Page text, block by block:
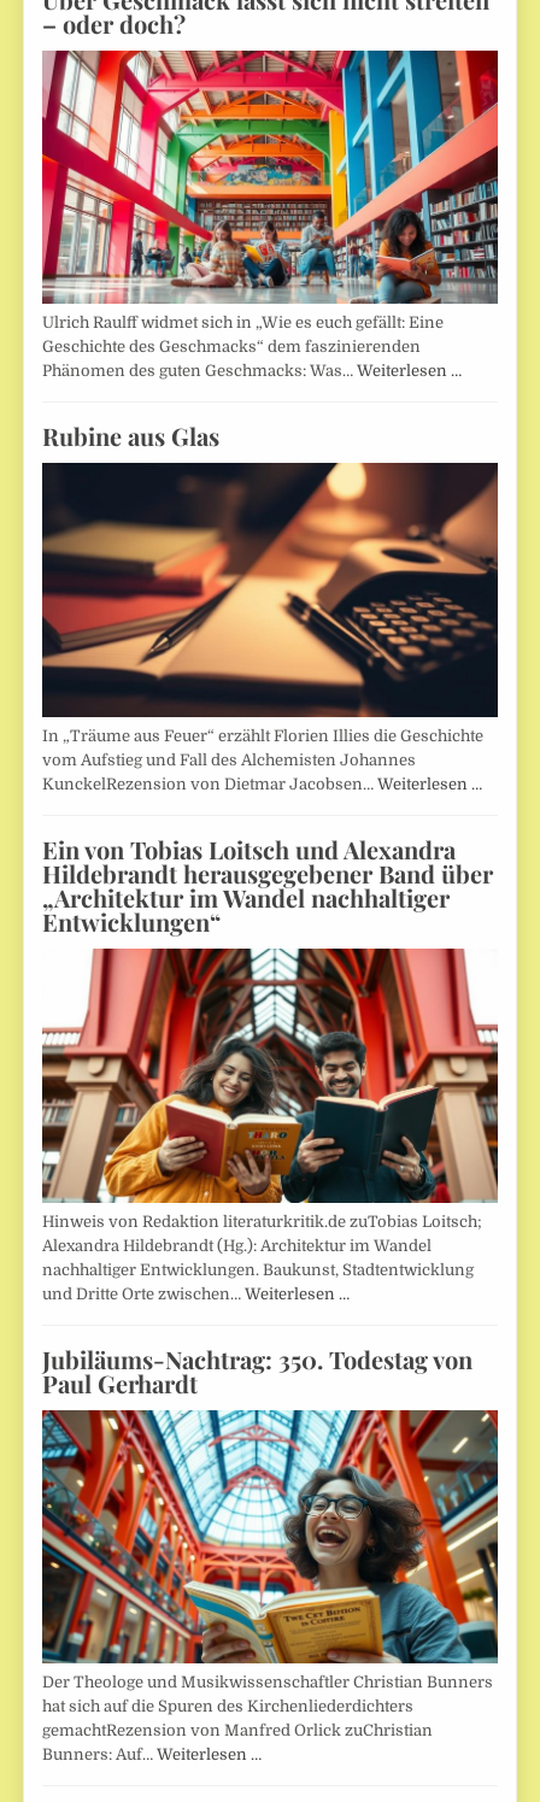
– oder doch?
Ulrich Raulff widmet sich in „Wie es euch gefällt: Eine
Geschichte des Geschmacks“ dem faszinierenden
Phänomen des guten Geschmacks: Was…Weiterlesen …
Rubine aus Glas
In „Träume aus Feuer“ erzählt Florien Illies die Geschichte
vom Aufstieg und Fall des Alchemisten Johannes
KunckelRezension von Dietmar Jacobsen…Weiterlesen …
Ein von Tobias Loitsch und Alexandra
Hildebrandt herausgegebener Band über
„Architektur im Wandel nachhaltiger
Entwicklungen“
Hinweis von Redaktion literaturkritik.de zuTobias Loitsch;
Alexandra Hildebrandt (Hg.): Architektur im Wandel
nachhaltiger Entwicklungen. Baukunst, Stadtentwicklung
und Dritte Orte zwischen…Weiterlesen …
Jubiläums-Nachtrag: 350. Todestag von
Paul Gerhardt
Der Theologe und Musikwissenschaftler Christian Bunners
hat sich auf die Spuren des Kirchenliederdichters
gemachtRezension von Manfred Orlick zuChristian
Bunners: Auf…Weiterlesen …